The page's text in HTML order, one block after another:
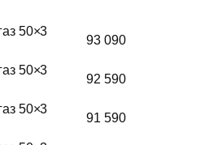
50×3
93 090
50×3
92 590
50×3
91 590